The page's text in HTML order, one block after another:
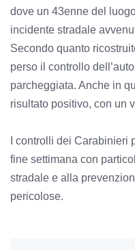
dove un 43enne del
incidente stradale
Secondo quanto
perso il controllo
parcheggiata. Anche in
risultato positivo, con un
I controlli dei
fine settimana con
stradale e alla
pericolose.